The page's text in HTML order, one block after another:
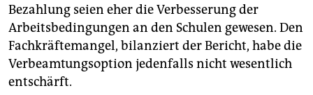
Bezahlung seien eher die Verbesserung der
Arbeitsbedingungen an den Schulen gewesen. Den
Fachkräftemangel, bilanziert der Bericht, habe die
Verbeamtungsoption jedenfalls nicht wesentlich
entschärft.